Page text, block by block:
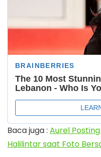
Baca juga : Aurel
Halilintar saat Foto